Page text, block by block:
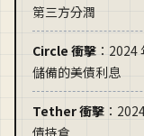
第三方分潤
Circle 衝擊 ：
儲備的美債利息
Tether 衝擊 ：
債持倉